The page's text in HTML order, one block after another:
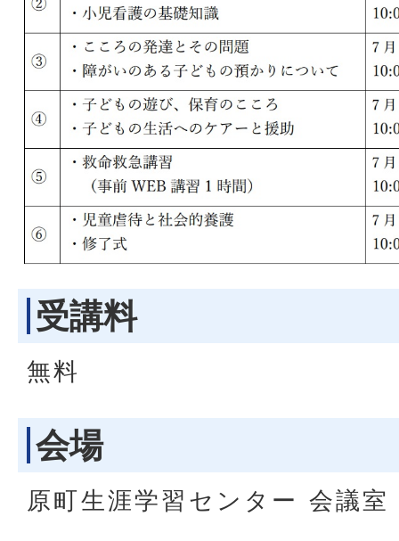
受講料
無料
会場
原町生涯学習センター 会議室